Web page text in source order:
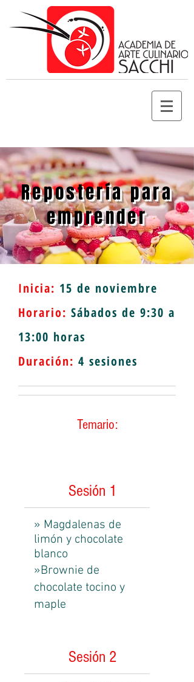
Repostería para
emprender
Inicia: 15 de noviembre
Horario: Sábados de 9:30 a
13:00 horas
Duración: 4 sesiones
Temario:
Sesión 1
» Magdalenas de
limón y chocolate
blanco
»Brownie de
chocolate tocino y
maple
Sesión 2